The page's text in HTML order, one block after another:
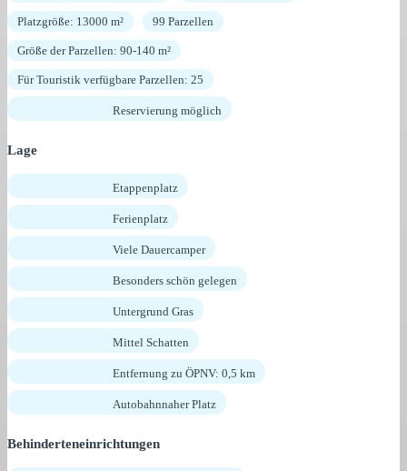
Platzgröße: 13000 m² 99 Parzellen
Größe der Parzellen: 90-140 m²
Für Touristik verfügbare Parzellen: 25
Reservierung möglich
Lage
Etappenplatz
Ferienplatz
Viele Dauercamper
Besonders schön gelegen
Untergrund Gras
Mittel Schatten
Entfernung zu ÖPNV: 0,5 km
Autobahnnaher Platz
Behinderteneinrichtungen